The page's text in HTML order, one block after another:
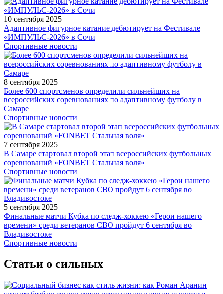
10 сентября 2025
Адаптивное фигурное катание дебютирует на Фестивале
«ИМПУЛЬС-2026» в Сочи
Спортивные новости
8 сентября 2025
Более 600 спортсменов определили сильнейших на
всероссийских соревнованиях по адаптивному футболу в
Самаре
Спортивные новости
7 сентября 2025
В Самаре стартовал второй этап всероссийских футбольных
соревнований «FONBET Стальная воля»
Спортивные новости
5 сентября 2025
Финальные матчи Кубка по следж-хоккею «Герои нашего
времени» среди ветеранов СВО пройдут 6 сентября во
Владивостоке
Спортивные новости
Статьи о сильных